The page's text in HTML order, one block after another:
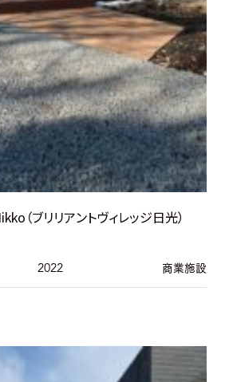
（ブリリアントヴィレッジ日光）
2022 商業施設